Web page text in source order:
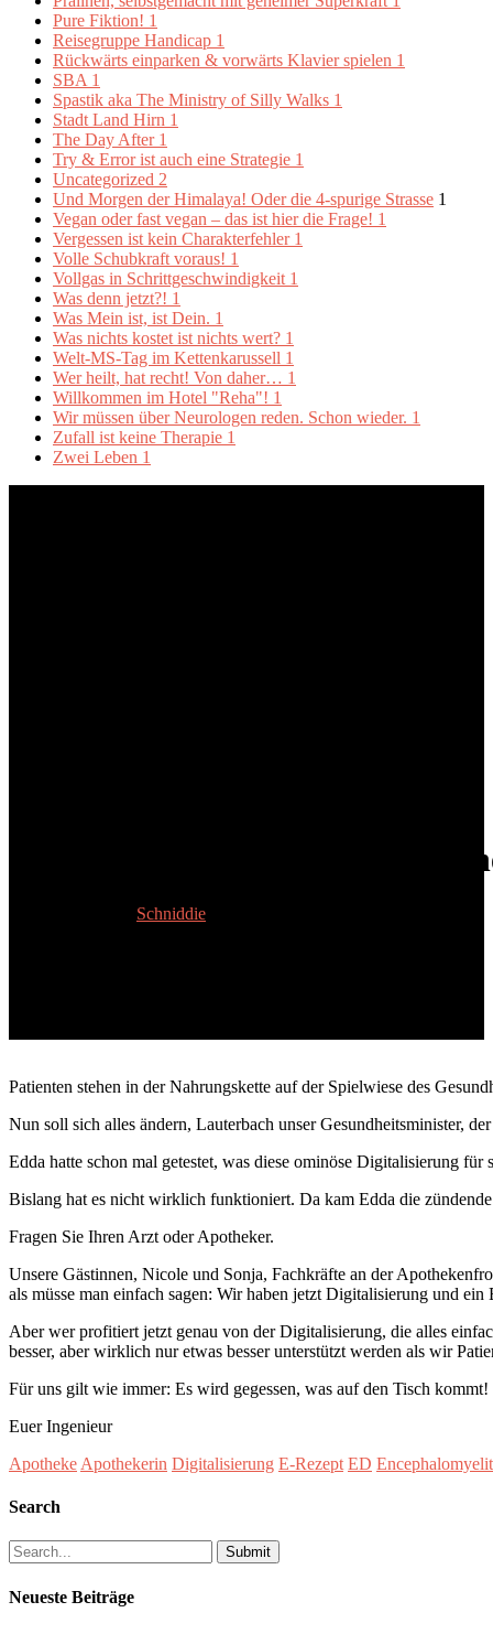
Pure Fiktion! 1
Reisegruppe Handicap 1
Rückwärts einparken & vorwärts Klavier spielen 1
SBA 1
Spastik aka The Ministry of Silly Walks 1
Stadt Land Hirn 1
The Day After 1
Try & Error ist auch eine Strategie 1
Uncategorized 2
Und Morgen der Himalaya! Oder die 4-spurige Strasse 1
Vegan oder fast vegan – das ist hier die Frage! 1
Vergessen ist kein Charakterfehler 1
Volle Schubkraft voraus! 1
Vollgas in Schrittgeschwindigkeit 1
Was denn jetzt?! 1
Was Mein ist, ist Dein. 1
Was nichts kostet ist nichts wert? 1
Welt-MS-Tag im Kettenkarussell 1
Wer heilt, hat recht! Von daher… 1
Willkommen im Hotel "Reha"! 1
Wir müssen über Neurologen reden. Schon wieder. 1
Zufall ist keine Therapie 1
Zwei Leben 1
Folge 21: Digitales
Schniddie
Patienten stehen in der Nahrungskette auf der Spielwiese des
Nun soll sich alles ändern, Lauterbach unser Gesundheitsminister,
Edda hatte schon mal getestet, was diese ominöse Digitalisierung
Bislang hat es nicht wirklich funktioniert. Da kam Edda die
Fragen Sie Ihren Arzt oder Apotheker.
Unsere Gästinnen, Nicole und Sonja, Fachkräfte an der
als müsse man einfach sagen: Wir haben jetzt Digitalisierung und
Aber wer profitiert jetzt genau von der Digitalisierung, die alles
besser, aber wirklich nur etwas besser unterstützt werden als wir
Für uns gilt wie immer: Es wird gegessen, was auf den Tisch kommt!
Euer Ingenieur
Apotheke Apothekerin Digitalisierung E-Rezept ED
Search
Search
for:
Neueste Beiträge